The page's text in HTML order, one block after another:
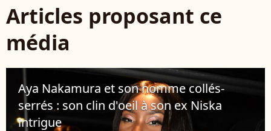
Articles proposant ce
média
Aya Nakamura et son homme collés-
serrés : son clin d'oeil à son ex Niska
intrigue